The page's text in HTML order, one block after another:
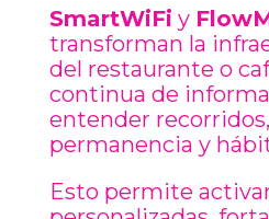
SmartWiFi y
transforman la
del restaurante o
continua de
entender
permanencia y
Esto permite